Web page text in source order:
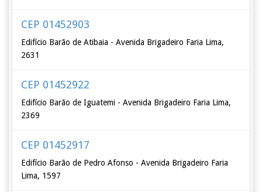
CEP 01452903
Edifício Barão de Atibaia - Avenida Brigadeiro Faria Lima,
2631
CEP 01452922
Edifício Barão de Iguatemi - Avenida Brigadeiro Faria Lima,
2369
CEP 01452917
Edifício Barão de Pedro Afonso - Avenida Brigadeiro Faria
Lima, 1597